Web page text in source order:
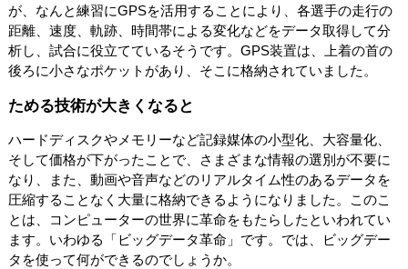
が、なんと練習にGPSを活用することにより、各選手の走行の
距離、速度、軌跡、時間帯による変化などをデータ取得して分
析し、試合に役立てているそうです。GPS装置は、上着の首の
後ろに小さなポケットがあり、そこに格納されていました。
ためる技術が大きくなると
ハードディスクやメモリーなど記録媒体の小型化、大容量化、
そして価格が下がったことで、さまざまな情報の選別が不要に
なり、また、動画や音声などのリアルタイム性のあるデータを
圧縮することなく大量に格納できるようになりました。このこ
とは、コンピューターの世界に革命をもたらしたといわれてい
ます。いわゆる「ビッグデータ革命」です。では、ビッグデー
タを使って何ができるのでしょうか。